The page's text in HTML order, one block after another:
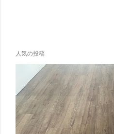
人気の投稿